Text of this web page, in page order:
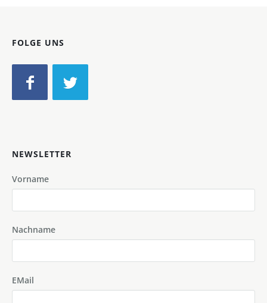
FOLGE UNS
NEWSLETTER
Vorname
Nachname
EMail